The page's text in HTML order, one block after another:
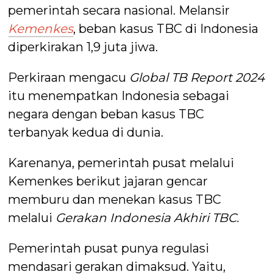
pemerintah secara nasional. Melansir
Kemenkes, beban kasus TBC di Indonesia
diperkirakan 1,9 juta jiwa.
Perkiraan mengacu Global TB Report 2024
itu menempatkan Indonesia sebagai
negara dengan beban kasus TBC
terbanyak kedua di dunia.
Karenanya, pemerintah pusat melalui
Kemenkes berikut jajaran gencar
memburu dan menekan kasus TBC
melalui Gerakan Indonesia Akhiri TBC.
Pemerintah pusat punya regulasi
mendasari gerakan dimaksud. Yaitu,